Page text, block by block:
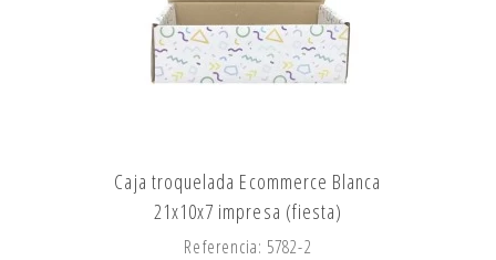
Caja troquelada Ecommerce Blanca
21x10x7 impresa (fiesta)
Referencia: 5782-2